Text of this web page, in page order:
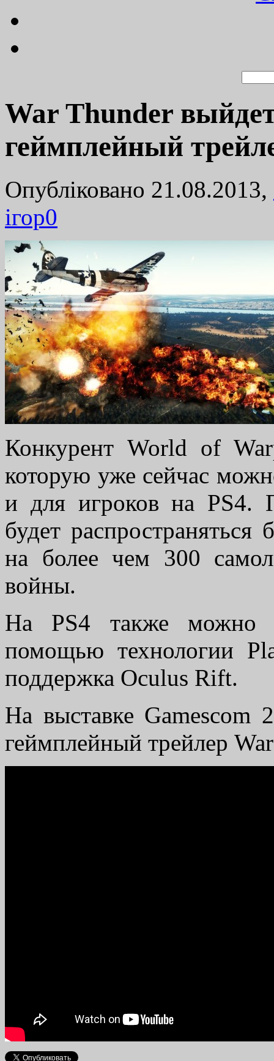
War Thunder
геймплейный
Опубліковано 21.08.2013,
ігор0
Конкурент World of
которую уже сейчас
и для игроков на PS4.
будет распространяться
на более чем 300
войны.
На PS4 также можно
помощью технологии
поддержка Oculus Rift.
На выставке Gamescom
геймплейный трейлер